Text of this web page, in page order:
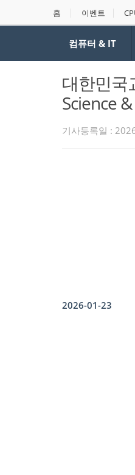
홈 이벤트
컴퓨터 & IT
대한민국
Science
기사등록일 :
2026-01-23